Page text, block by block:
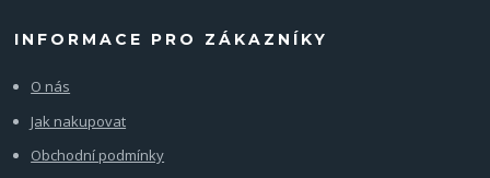
INFORMACE PRO ZÁKAZNÍKY
O nás
Jak nakupovat
Obchodní podmínky